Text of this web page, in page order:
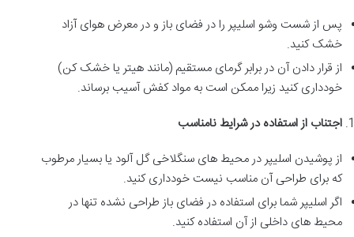
پس از شست وشو اسلیپر را در فضای باز و در معرض هوای آزاد
خشک کنید.
از قرار دادن آن در برابر گرمای مستقیم (مانند هیتر یا خشک کن)
خودداری کنید زیرا ممکن است به مواد کفش آسیب برساند.
اجتناب از استفاده در شرایط نامناسب
از پوشیدن اسلیپر در محیط های سنگلاخی گل آلود یا بسیار مرطوب
که برای طراحی آن مناسب نیست خودداری کنید.
اگر اسلیپر شما برای استفاده در فضای باز طراحی نشده تنها در
محیط های داخلی از آن استفاده کنید.